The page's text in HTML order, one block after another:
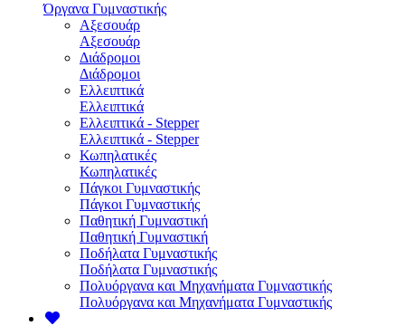
Όργανα Γυμναστικής
Αξεσουάρ
Αξεσουάρ
Διάδρομοι
Διάδρομοι
Ελλειπτικά
Ελλειπτικά
Ελλειπτικά - Stepper
Ελλειπτικά - Stepper
Κωπηλατικές
Κωπηλατικές
Πάγκοι Γυμναστικής
Πάγκοι Γυμναστικής
Παθητική Γυμναστική
Παθητική Γυμναστική
Ποδήλατα Γυμναστικής
Ποδήλατα Γυμναστικής
Πολυόργανα και Μηχανήματα Γυμναστικής
Πολυόργανα και Μηχανήματα Γυμναστικής